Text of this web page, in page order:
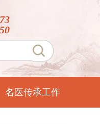
名医传承工作